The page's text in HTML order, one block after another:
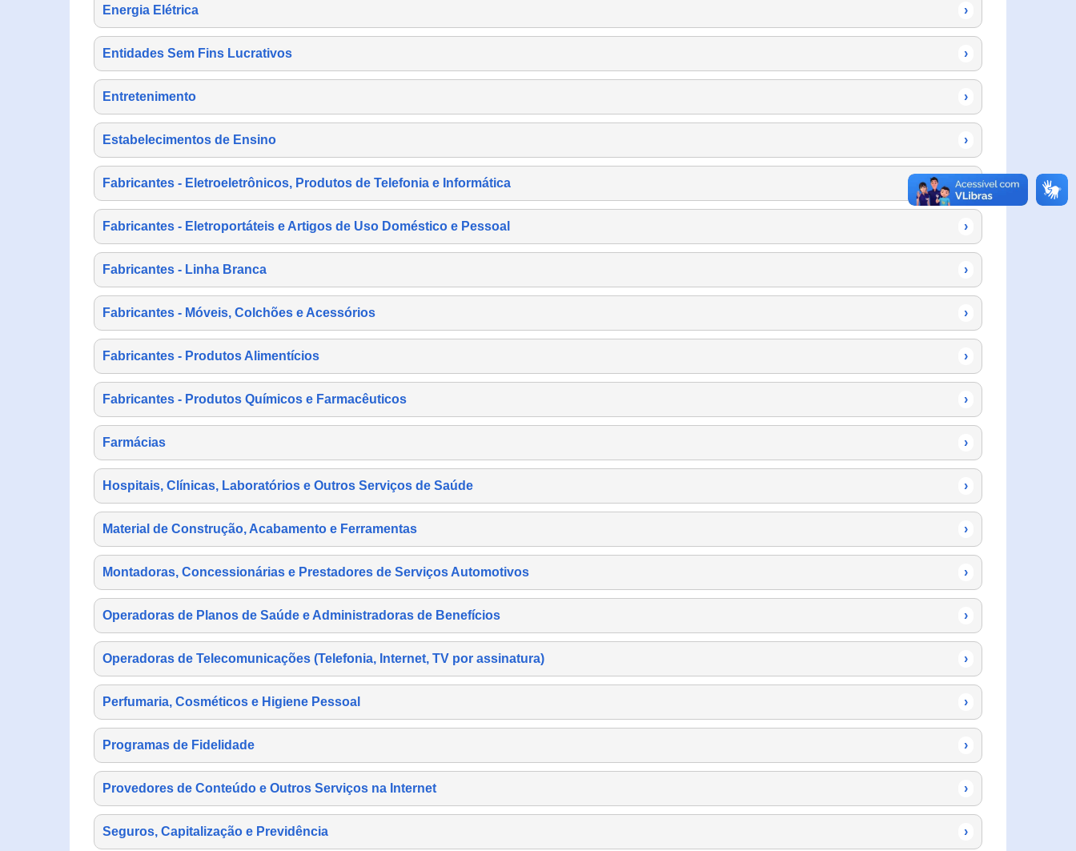
Energia Elétrica ›
Entidades Sem Fins Lucrativos ›
Entretenimento ›
Estabelecimentos de Ensino ›
Fabricantes - Eletroeletrônicos, Produtos de Telefonia e Informática ›
Fabricantes - Eletroportáteis e Artigos de Uso Doméstico e Pessoal ›
Fabricantes - Linha Branca ›
Fabricantes - Móveis, Colchões e Acessórios ›
Fabricantes - Produtos Alimentícios ›
Fabricantes - Produtos Químicos e Farmacêuticos ›
Farmácias ›
Hospitais, Clínicas, Laboratórios e Outros Serviços de Saúde ›
Material de Construção, Acabamento e Ferramentas ›
Montadoras, Concessionárias e Prestadores de Serviços Automotivos ›
Operadoras de Planos de Saúde e Administradoras de Benefícios ›
Operadoras de Telecomunicações (Telefonia, Internet, TV por assinatura) ›
Perfumaria, Cosméticos e Higiene Pessoal ›
Programas de Fidelidade ›
Provedores de Conteúdo e Outros Serviços na Internet ›
Seguros, Capitalização e Previdência ›